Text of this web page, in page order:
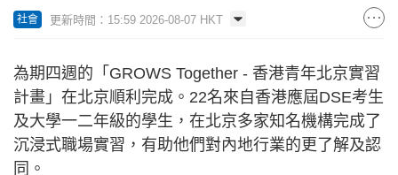
社會 更新時間：15:59 2026-08-07 HKT
為期四週的「GROWS Together - 香港青年北京實習
計畫」在北京順利完成。22名來自香港應屆DSE考生
及大學一二年級的學生，在北京多家知名機構完成了
沉浸式職場實習，有助他們對內地行業的更了解及認
同。